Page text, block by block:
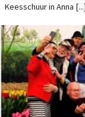
Keesschuur in Anna [...]